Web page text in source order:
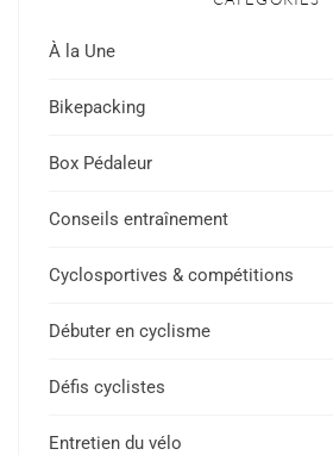
À la Une
Bikepacking
Box Pédaleur
Conseils entraînement
Cyclosportives & compétitions
Débuter en cyclisme
Défis cyclistes
Entretien du vélo